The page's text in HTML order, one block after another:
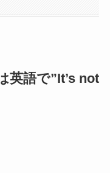
英語で”It’s not